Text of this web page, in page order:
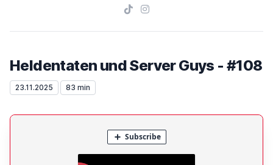
TikTokInstagram
Heldentaten und Server Guys - #108
23.11.2025 83 min